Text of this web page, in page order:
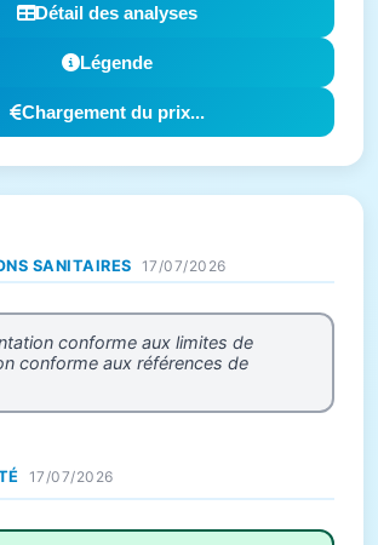
Détail des analyses
Légende
Chargement du prix...
SANITAIRES 17/07/2026
conforme aux limites de
conforme aux références de
17/07/2026